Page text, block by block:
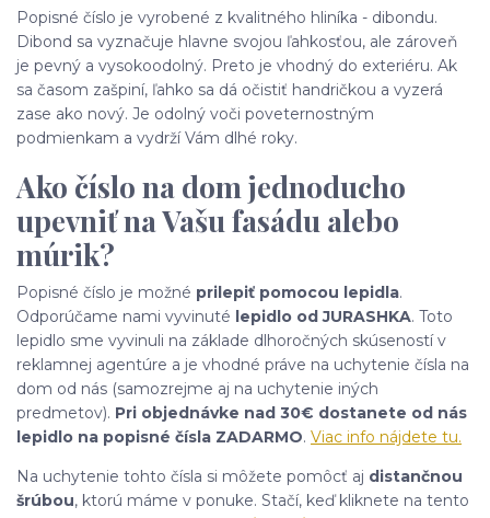
Popisné číslo je vyrobené z kvalitného hliníka - dibondu.
Dibond sa vyznačuje hlavne svojou ľahkosťou, ale zároveň
je pevný a vysokoodolný. Preto je vhodný do exteriéru. Ak
sa časom zašpiní, ľahko sa dá očistiť handričkou a vyzerá
zase ako nový. Je odolný voči poveternostným
podmienkam a vydrží Vám dlhé roky.
Ako číslo na dom jednoducho
upevniť na Vašu fasádu alebo
múrik?
Popisné číslo je možné prilepiť pomocou lepidla.
Odporúčame nami vyvinuté lepidlo od JURASHKA. Toto
lepidlo sme vyvinuli na základe dlhoročných skúseností v
reklamnej agentúre a je vhodné práve na uchytenie čísla na
dom od nás (samozrejme aj na uchytenie iných
predmetov). Pri objednávke nad 30€ dostanete od nás
lepidlo na popisné čísla ZADARMO. Viac info nájdete tu.
Na uchytenie tohto čísla si môžete pomôcť aj distančnou
šrúbou, ktorú máme v ponuke. Stačí, keď kliknete na tento